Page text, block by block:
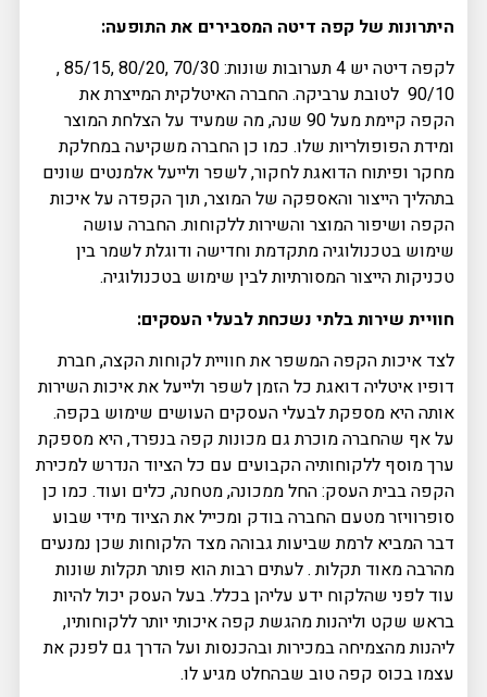
היתרונות של קפה דיטה המסבירים את התופעה:
לקפה דיטה יש 4 תערובות שונות: 70/30 ,80/20 ,85/15 ,
90/10 לטובת ערביקה. החברה האיטלקית המייצרת את
הקפה קיימת מעל 90 שנה, מה שמעיד על הצלחת המוצר
ומידת הפופולריות שלו. כמו כן החברה משקיעה במחלקת
מחקר ופיתוח הדואגת לחקור, לשפר ולייעל אלמנטים שונים
בתהליך הייצור והאספקה של המוצר, תוך הקפדה על איכות
הקפה ושיפור המוצר והשירות ללקוחות. החברה עושה
שימוש בטכנולוגיה מתקדמת וחדישה ודוגלת לשמר בין
טכניקות הייצור המסורתיות לבין שימוש בטכנולוגיה.
חוויית שירות בלתי נשכחת לבעלי העסקים:
לצד איכות הקפה המשפר את חוויית לקוחות הקצה, חברת
דופיו איטליה דואגת כל הזמן לשפר ולייעל את איכות השירות
אותה היא מספקת לבעלי העסקים העושים שימוש בקפה.
על אף שהחברה מוכרת גם מכונות קפה בנפרד, היא מספקת
ערך מוסף ללקוחותיה הקבועים עם כל הציוד הנדרש למכירת
הקפה בבית העסק: החל ממכונה, מטחנה, כלים ועוד. כמו כן
סופרוויזר מטעם החברה בודק ומכייל את הציוד מידי שבוע
דבר המביא לרמת שביעות גבוהה מצד הלקוחות שכן נמנעים
מהרבה מאוד תקלות . לעתים רבות הוא פותר תקלות שונות
עוד לפני שהלקוח ידע עליהן בכלל. בעל העסק יכול להיות
בראש שקט וליהנות מהגשת קפה איכותי יותר ללקוחותיו,
ליהנות מהצמיחה במכירות ובהכנסות ועל הדרך גם לפנק את
עצמו בכוס קפה טוב שבהחלט מגיע לו.